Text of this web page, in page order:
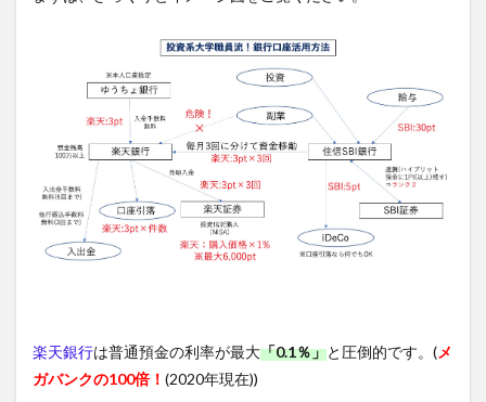
楽天銀行は普通預金の利率が最大「0.1％」と圧倒的です。(メ
ガバンクの100倍！ (2020年現在))